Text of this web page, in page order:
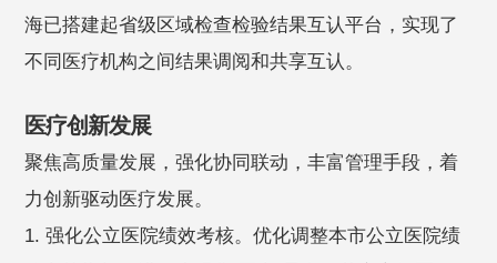
海已搭建起省级区域检查检验结果互认平台，实现了
不同医疗机构之间结果调阅和共享互认。
医疗创新发展
聚焦高质量发展，强化协同联动，丰富管理手段，着
力创新驱动医疗发展。
1. 强化公立医院绩效考核。优化调整本市公立医院绩